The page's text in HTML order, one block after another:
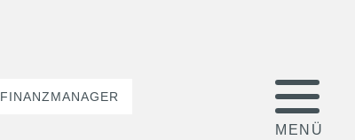
FINANZMANAGER